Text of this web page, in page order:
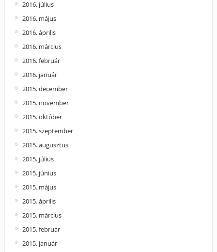
2016. július
2016. május
2016. április
2016. március
2016. február
2016. január
2015. december
2015. november
2015. október
2015. szeptember
2015. augusztus
2015. július
2015. június
2015. május
2015. április
2015. március
2015. február
2015. január